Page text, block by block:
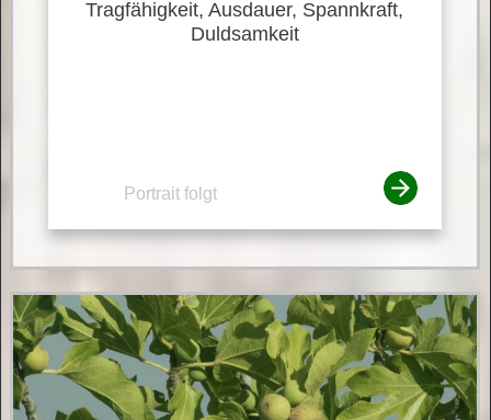
Tragfähigkeit, Ausdauer, Spannkraft,
Duldsamkeit
Portrait folgt